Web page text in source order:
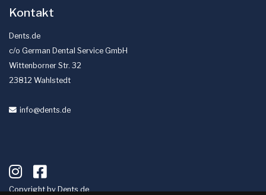
Kontakt
Dents.de
c/o German Dental Service GmbH
Wittenborner Str. 32
23812 Wahlstedt
info@dents.de
Copyright byDents.de